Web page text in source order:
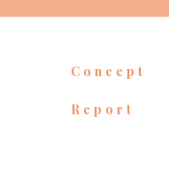
Concept
Report